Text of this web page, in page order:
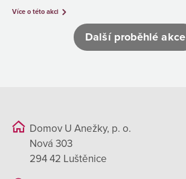
Více o této akci
Další proběhlé akce
Domov U Anežky, p. o.
Nová 303
294 42 Luštěnice